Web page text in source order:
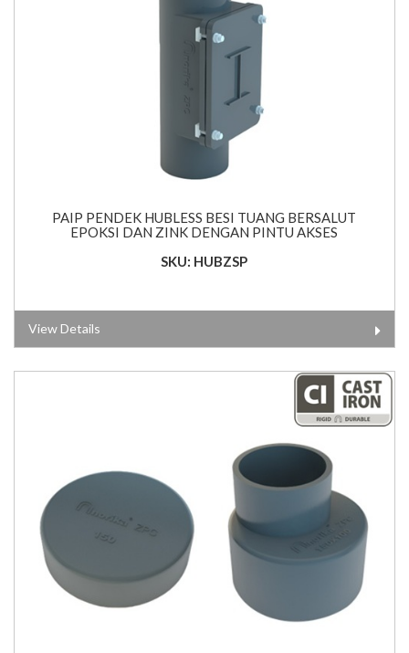
PAIP PENDEK HUBLESS BESI TUANG BERSALUT
EPOKSI DAN ZINK DENGAN PINTU AKSES
SKU: HUBZSP
View Details